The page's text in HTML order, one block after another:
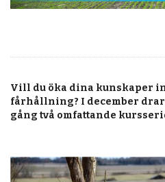
MARKNAD
ANNONSERA
PRENUMERERA
OM OSS
Vill du öka dina kunskaper
fårhållning? I december drar
gång två omfattande